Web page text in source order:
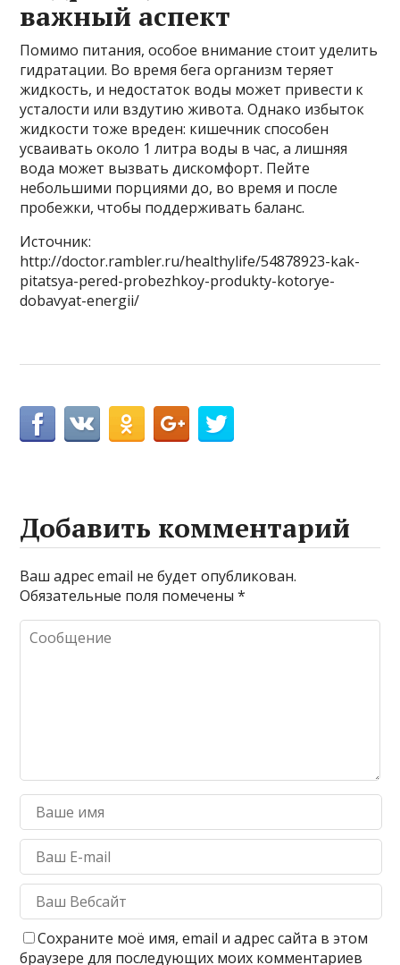
важный аспект
Помимо питания, особое внимание стоит уделить
гидратации. Во время бега организм теряет
жидкость, и недостаток воды может привести к
усталости или вздутию живота. Однако избыток
жидкости тоже вреден: кишечник способен
усваивать около 1 литра воды в час, а лишняя
вода может вызвать дискомфорт. Пейте
небольшими порциями до, во время и после
пробежки, чтобы поддерживать баланс.
Источник:
http://doctor.rambler.ru/healthylife/54878923-kak-
pitatsya-pered-probezhkoy-produkty-kotorye-
dobavyat-energii/
Добавить комментарий
Ваш адрес email не будет опубликован.
Обязательные поля помечены*
Сохраните моё имя, email и адрес сайта в этом
браузере для последующих моих комментариев